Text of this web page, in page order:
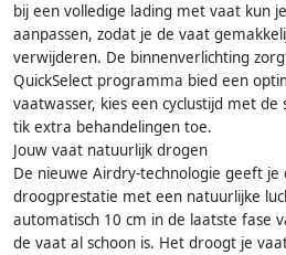
bij een volledige lading met vaat kun
aanpassen, zodat je de vaat
verwijderen. De binnenverlichting
QuickSelect programma bied een
vaatwasser, kies een cyclustijd met
tik extra behandelingen toe.
Jouw vaat natuurlijk drogen
De nieuwe Airdry-technologie geeft je
droogprestatie met een natuurlijke
automatisch 10 cm in de laatste fase
de vaat al schoon is. Het droogt je